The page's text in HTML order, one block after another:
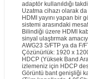
adaptör kullanıldığı
Uzatma cihazı olarak
HDMI yayını yapan bir
sistemi arasındaki
Bilindiği üzere HDMI
sinyal ulaştırmak
AWG23 S/FTP ya da F/
Çözünürlük: 1920 x
HDCP (Yüksek Band
izlemeniz için HDCP
Görüntü bant genişliği